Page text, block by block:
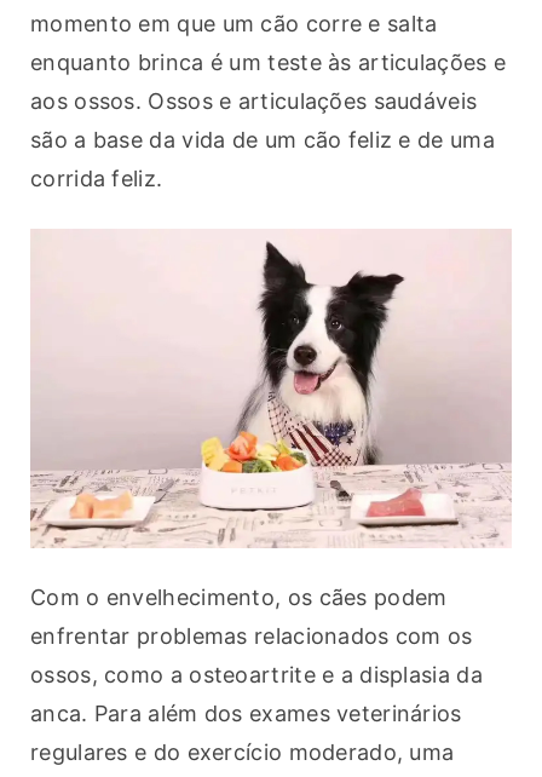
momento em que um cão corre e salta
enquanto brinca é um teste às articulações e
aos ossos. Ossos e articulações saudáveis
são a base da vida de um cão feliz e de uma
corrida feliz.
Com o envelhecimento, os cães podem
enfrentar problemas relacionados com os
ossos, como a osteoartrite e a displasia da
anca. Para além dos exames veterinários
regulares e do exercício moderado, uma